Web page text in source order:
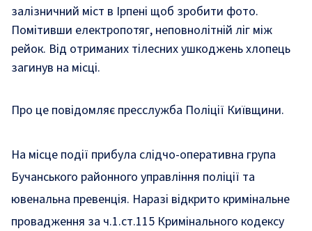
залізничний міст в Ірпені щоб зробити фото.
Помітивши електропотяг, неповнолітній ліг між
рейок. Від отриманих тілесних ушкоджень хлопець
загинув на місці.
Про це повідомляє пресслужба Поліції Київщини.
На місце події прибула слідчо-оперативна група
Бучанського районного управління поліції та
ювенальна превенція. Наразі відкрито кримінальне
провадження за ч.1.ст.115 Кримінального кодексу